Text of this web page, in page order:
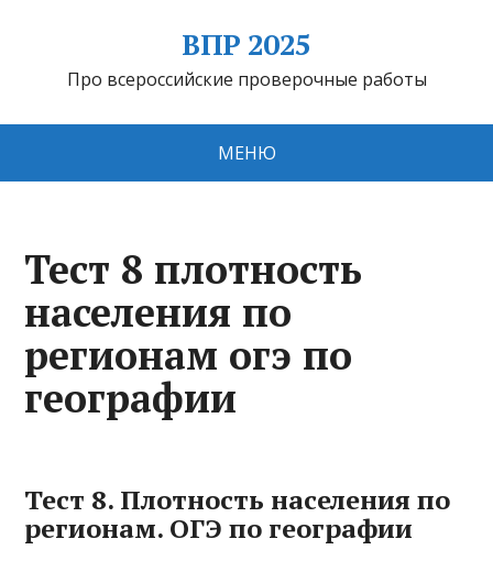
ВПР 2025
Про всероссийские проверочные работы
МЕНЮ
Тест 8 плотность
населения по
регионам огэ по
географии
Тест 8. Плотность населения по
регионам. ОГЭ по географии